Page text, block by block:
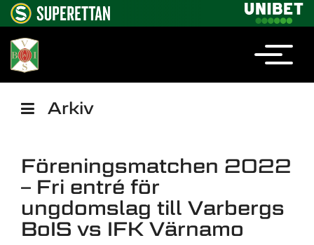
Arkiv
Föreningsmatchen 2022
– Fri entré för
ungdomslag till Varbergs
BoIS vs IFK Värnamo